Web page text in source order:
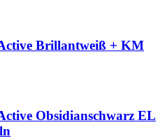
Brillantweiß + KM
Obsidianschwarz EL